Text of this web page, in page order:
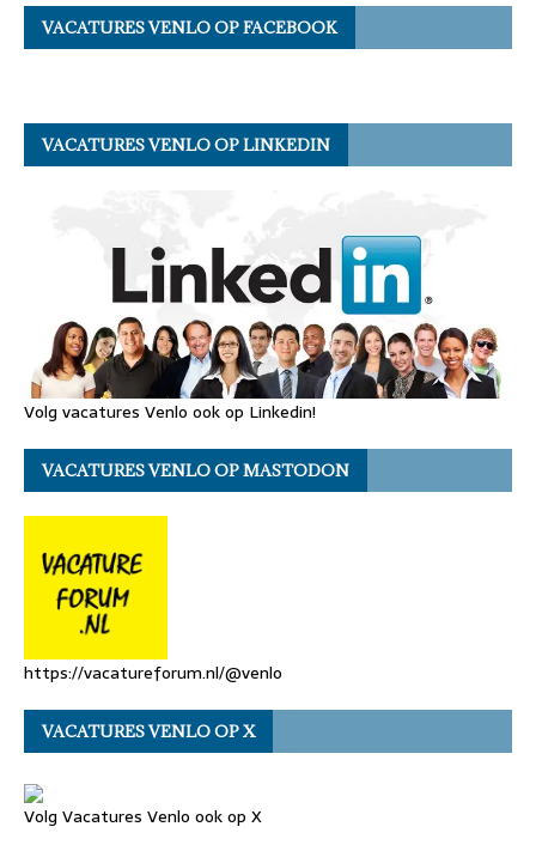
VACATURES VENLO OP FACEBOOK
VACATURES VENLO OP LINKEDIN
Volg vacatures Venlo ook op Linkedin!
VACATURES VENLO OP MASTODON
https://vacatureforum.nl/@venlo
VACATURES VENLO OP X
Volg Vacatures Venlo ook op X